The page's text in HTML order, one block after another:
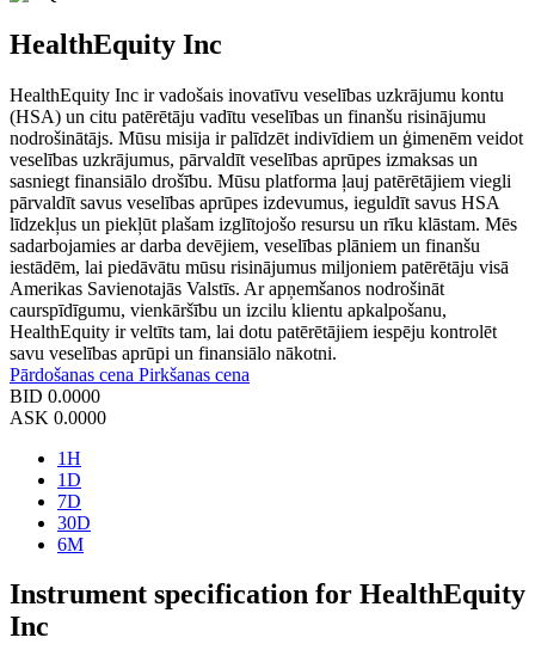
HealthEquity Inc
HealthEquity Inc ir vadošais inovatīvu veselības uzkrājumu kontu
(HSA) un citu patērētāju vadītu veselības un finanšu risinājumu
nodrošinātājs. Mūsu misija ir palīdzēt indivīdiem un ģimenēm veidot
veselības uzkrājumus, pārvaldīt veselības aprūpes izmaksas un
sasniegt finansiālo drošību. Mūsu platforma ļauj patērētājiem viegli
pārvaldīt savus veselības aprūpes izdevumus, ieguldīt savus HSA
līdzekļus un piekļūt plašam izglītojošo resursu un rīku klāstam. Mēs
sadarbojamies ar darba devējiem, veselības plāniem un finanšu
iestādēm, lai piedāvātu mūsu risinājumus miljoniem patērētāju visā
Amerikas Savienotajās Valstīs. Ar apņemšanos nodrošināt
caurspīdīgumu, vienkāršību un izcilu klientu apkalpošanu,
HealthEquity ir veltīts tam, lai dotu patērētājiem iespēju kontrolēt
savu veselības aprūpi un finansiālo nākotni.
Pārdošanas cena Pirkšanas cena
BID 0.0000
ASK 0.0000
1H
1D
7D
30D
6M
Instrument specification for HealthEquity
Inc